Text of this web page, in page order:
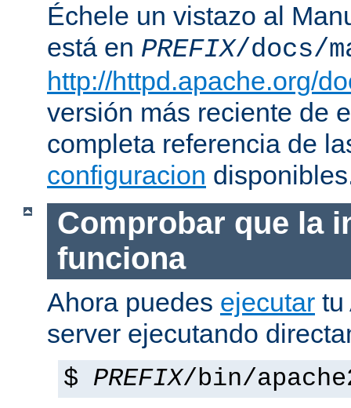
Échele un vistazo al
está en PREFIX/docs/
http://httpd.apache.org/
versión más reciente de
completa referencia de
configuracion
Comprobar que la
funciona
Ahora puedes ejecutar tu
server ejecutando
$ PREFIX/bin/